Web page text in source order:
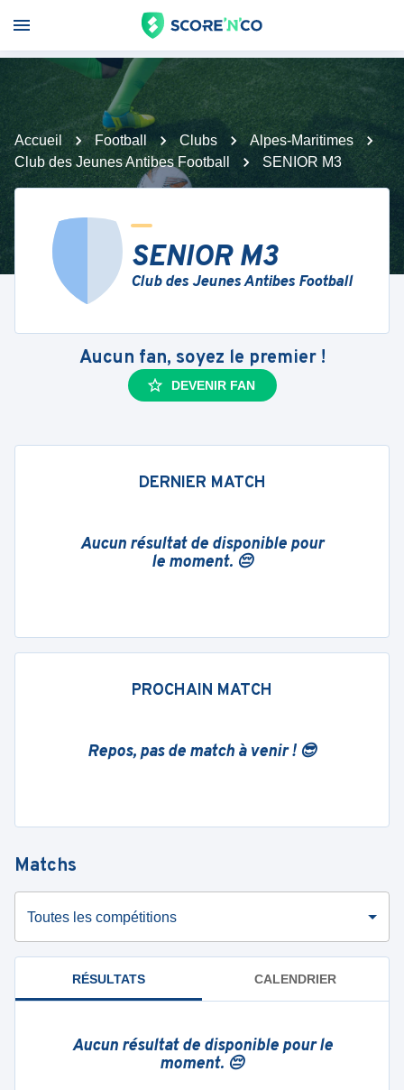
Accueil Football Clubs
Alpes-Maritimes
Club des Jeunes Antibes Football
SENIOR M3
SENIOR M3
Club des Jeunes Antibes Football
Aucun fan, soyez le premier !
DEVENIR FAN
DERNIER MATCH
Aucun résultat de disponible pour
le moment. 😔
PROCHAIN MATCH
Repos, pas de match à venir ! 😎
Matchs
Toutes les compétitions
RÉSULTATS CALENDRIER
Aucun résultat de disponible pour le
moment. 😔